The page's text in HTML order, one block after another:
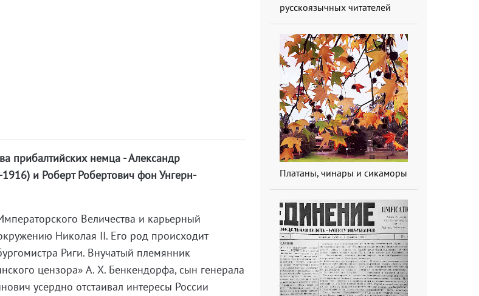
прибалтийских немца - Александр
и Роберт Робертович фон Унгерн-
Величества и карьерный
Николая II. Его род происходит
Риги. Внучатый племянник
цензора» А. Х. Бенкендорфа, сын генерала
усердно отстаивал интересы России
русскоязычных читателей
Платаны, чинары и сикаморы